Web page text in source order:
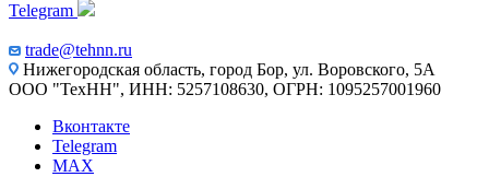
Telegram
trade@tehnn.ru
Нижегородская область, город Бор, ул. Воровского, 5А
ООО "ТехНН", ИНН: 5257108630, ОГРН: 1095257001960
Вконтакте
Telegram
MAX